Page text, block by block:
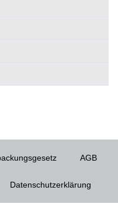
AGB
Datenschutzerklärung